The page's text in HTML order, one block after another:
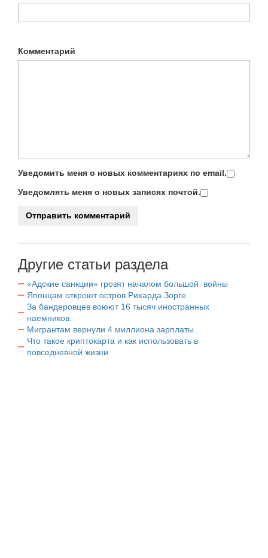
Комментарий
Уведомить меня о новых комментариях по email.
Уведомлять меня о новых записях почтой.
Другие статьи раздела
«Адские санкции» грозят началом большой войны
Японцам откроют остров Рихарда Зорге
За бандеровцев воюют 16 тысяч иностранных
наемников.
Мигрантам вернули 4 миллиона зарплаты.
Что такое криптокарта и как использовать в
повседневной жизни